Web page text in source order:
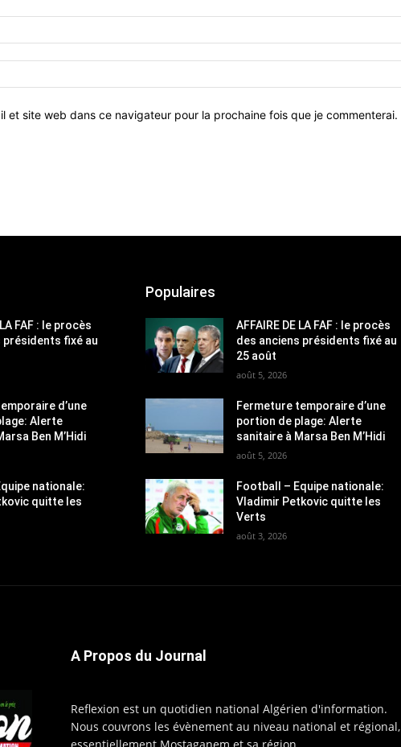
et site web dans ce navigateur pour la prochaine fois que je commenterai.
FAF : le procès
présidents fixé au
d’une
Alerte
Ben M’Hidi
nationale:
quitte les
Populaires
AFFAIRE DE LA FAF : le procès
des anciens présidents fixé au
25 août
août 5, 2026
Fermeture temporaire d’une
portion de plage: Alerte
sanitaire à Marsa Ben M’Hidi
août 5, 2026
Football – Equipe nationale:
Vladimir Petkovic quitte les
Verts
août 3, 2026
A Propos du Journal
Reflexion est un quotidien national Algérien d'information.
Nous couvrons les évènement au niveau national et régional,
essentiellement Mostaganem et sa région.